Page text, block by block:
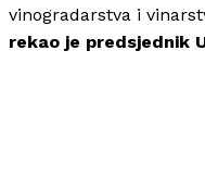
vinogradarstva i
rekao je predsjednik